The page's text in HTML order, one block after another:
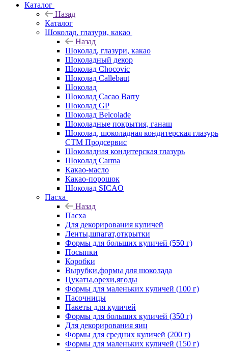
Каталог
Назад
Каталог
Шоколад, глазури, какао
Назад
Шоколад, глазури, какао
Шоколадный декор
Шоколад Chocovic
Шоколад Callebaut
Шоколад
Шоколад Cacao Barry
Шоколад GP
Шоколад Belcolade
Шоколадные покрытия, ганаш
Шоколад, шоколадная кондитерская глазурь
СТМ Продсервис
Шоколадная кондитерская глазурь
Шоколад Carma
Какао-масло
Какао-порошок
Шоколад SICAO
Пасха
Назад
Пасха
Для декорирования куличей
Ленты,шпагат,открытки
Формы для больших куличей (550 г)
Посыпки
Коробки
Вырубки,формы для шоколада
Цукаты,орехи,ягоды
Формы для маленьких куличей (100 г)
Пасочницы
Пакеты для куличей
Формы для больших куличей (350 г)
Для декорирования яиц
Формы для средних куличей (200 г)
Формы для маленьких куличей (150 г)